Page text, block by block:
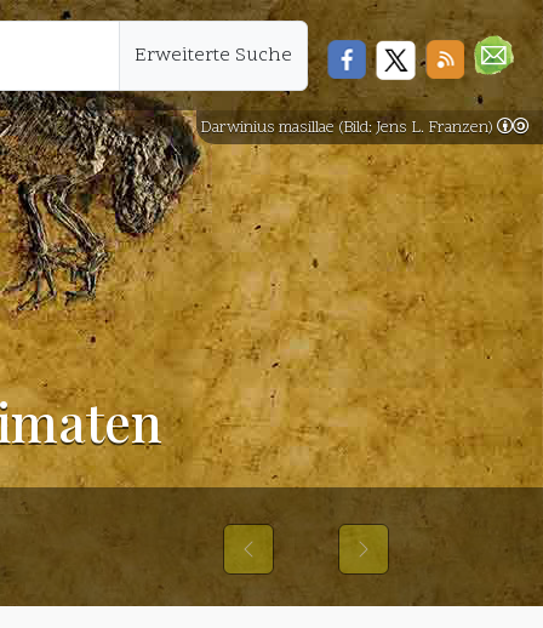
Erweiterte Suche
Previous Next
Darwinius masillae (Bild: Jens L. Franzen)